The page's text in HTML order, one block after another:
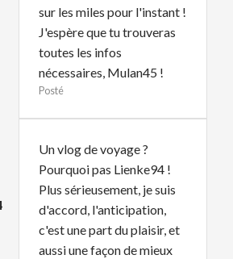
sur les miles pour l'instant !
J'espère que tu trouveras
toutes les infos
nécessaires, Mulan45 !
Posté
Un vlog de voyage ?
Pourquoi pas Lienke94 !
Plus sérieusement, je suis
d'accord, l'anticipation,
c'est une part du plaisir, et
aussi une façon de mieux